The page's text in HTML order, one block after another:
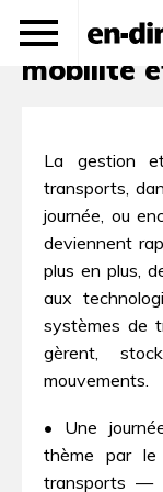
mobilité
La gestion
transports,
journée, ou
deviennent
plus en plus,
aux
systèmes de
gèrent,
mouvements.
• Une
thème par
transports —